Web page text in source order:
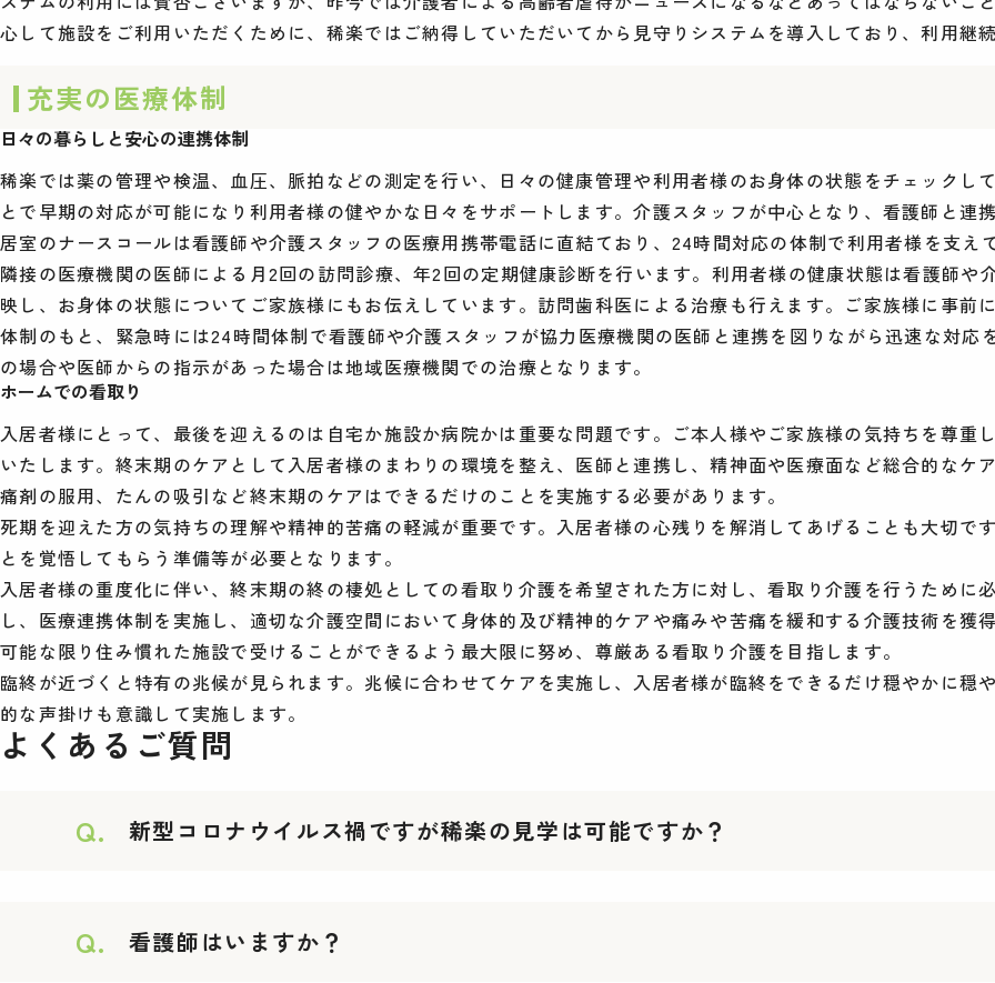
心して施設をご利用いただくために、稀楽ではご納得していただいてから見守りシステムを導入しており、利用継
充実の医療体制
日々の暮らしと安心の連携体制
稀楽では薬の管理や検温、血圧、脈拍などの測定を行い、日々の健康管理や利用者様のお身体の状態をチェックし
とで早期の対応が可能になり利用者様の健やかな日々をサポートします。介護スタッフが中心となり、看護師と連
居室のナースコールは看護師や介護スタッフの医療用携帯電話に直結ており、24時間対応の体制で利用者様を支え
隣接の医療機関の医師による月2回の訪問診療、年2回の定期健康診断を行います。利用者様の健康状態は看護師や
映し、お身体の状態についてご家族様にもお伝えしています。訪問歯科医による治療も行えます。ご家族様に事前
体制のもと、緊急時には24時間体制で看護師や介護スタッフが協力医療機関の医師と連携を図りながら迅速な対応
の場合や医師からの指示があった場合は地域医療機関での治療となります。
ホームでの看取り
入居者様にとって、最後を迎えるのは自宅か施設か病院かは重要な問題です。ご本人様やご家族様の気持ちを尊重
いたします。終末期のケアとして入居者様のまわりの環境を整え、医師と連携し、精神面や医療面など総合的なケ
痛剤の服用、たんの吸引など終末期のケアはできるだけのことを実施する必要があります。
死期を迎えた方の気持ちの理解や精神的苦痛の軽減が重要です。入居者様の心残りを解消してあげることも大切で
とを覚悟してもらう準備等が必要となります。
入居者様の重度化に伴い、終末期の終の棲処としての看取り介護を希望された方に対し、看取り介護を行うために
し、医療連携体制を実施し、適切な介護空間において身体的及び精神的ケアや痛みや苦痛を緩和する介護技術を獲
可能な限り住み慣れた施設で受けることができるよう最大限に努め、尊厳ある看取り介護を目指します。
臨終が近づくと特有の兆候が見られます。兆候に合わせてケアを実施し、入居者様が臨終をできるだけ穏やかに穏
的な声掛けも意識して実施します。
よくあるご質問
Q. 新型コロナウイルス禍ですが稀楽の見学は可能ですか？
Q. 看護師はいますか？